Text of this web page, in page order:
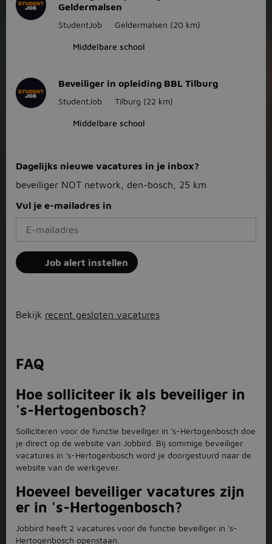
Geldermalsen
StudentJob Geldermalsen (20 km)
Middelbare school
Beveiliger in opleiding BBL Tilburg
StudentJob Tilburg (22 km)
Middelbare school
Dagelijks nieuwe vacatures in je inbox?
beveiliger NOT network, den-bosch, 25 km
Vul je e-mailadres in
Job alert instellen
Bekijk recent gesloten vacatures
FAQ
Hoe solliciteer ik als beveiliger in
's-Hertogenbosch?
Solliciteren voor de functie beveiliger in 's-Hertogenbosch doe
je direct op de website van Jobbird. Bij sommige beveiliger
vacatures in 's-Hertogenbosch word je doorgestuurd naar de
website van de werkgever.
Hoeveel beveiliger vacatures zijn
er in 's-Hertogenbosch?
Jobbird heeft 2 vacatures voor de functie beveiliger in 's-
Hertogenbosch openstaan.